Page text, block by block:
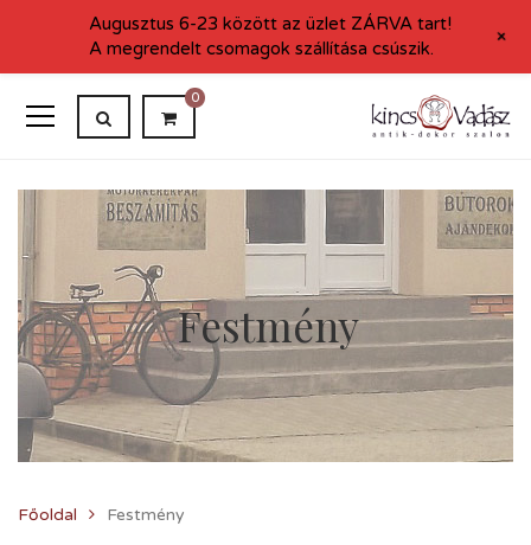
0
Festmény
Főoldal Festmény
Augusztus 6-23 között az üzlet ZÁRVA tart!
A megrendelt csomagok szállítása csúszik.
+